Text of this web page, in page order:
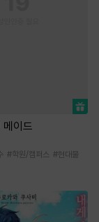
메이드
#학원/캠퍼스 #현대물